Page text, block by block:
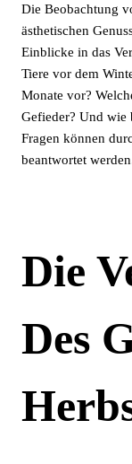
Die Beobachtung
ästhetischen
Einblicke in das
Tiere vor dem
Monate vor?
Gefieder? Und wie
Fragen können
beantwortet
Die
Des